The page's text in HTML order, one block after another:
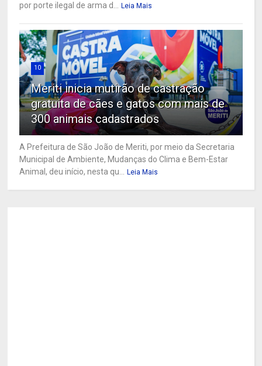
por porte ilegal de arma d... Leia Mais
10
Meriti inicia mutirão de castração
gratuita de cães e gatos com mais de
300 animais cadastrados
A Prefeitura de São João de Meriti, por meio da Secretaria
Municipal de Ambiente, Mudanças do Clima e Bem-Estar
Animal, deu início, nesta qu... Leia Mais